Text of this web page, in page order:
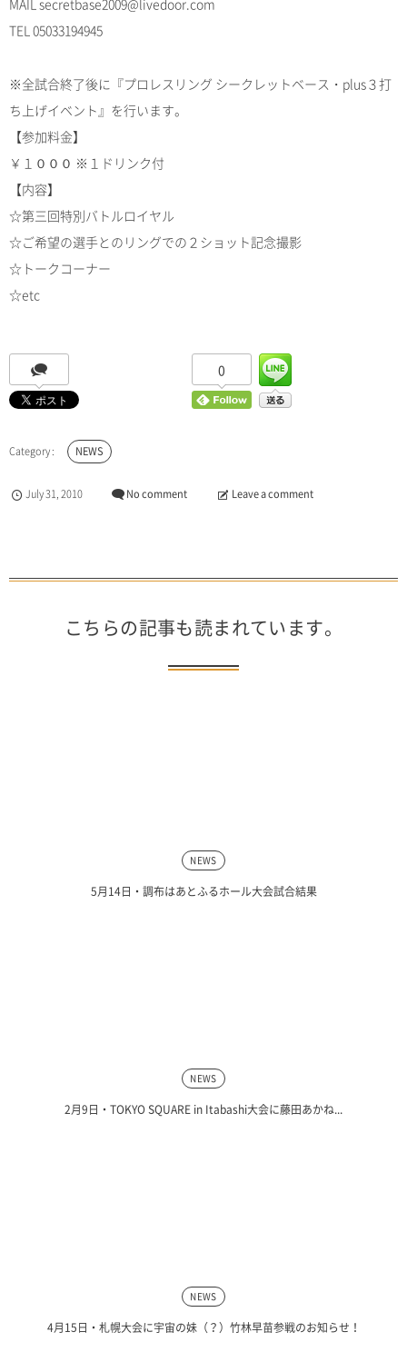
MAIL secretbase2009@livedoor.com
TEL 05033194945
※全試合終了後に『プロレスリング シークレットベース・plus３打
ち上げイベント』を行います。
【参加料金】
￥１０００ ※１ドリンク付
【内容】
☆第三回特別バトルロイヤル
☆ご希望の選手とのリングでの２ショット記念撮影
☆トークコーナー
☆etc
0
NEWS
July31,2010 No comment Leave a comment
こちらの記事も読まれています。
NEWS
5月14日・調布はあとふるホール大会試合結果
NEWS
2月9日・TOKYO SQUARE in Itabashi大会に藤田あかね...
NEWS
4月15日・札幌大会に宇宙の妹（？）竹林早苗参戦のお知らせ！